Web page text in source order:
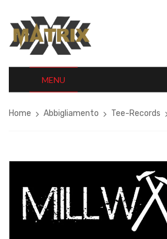
MENU
Home Abbigliamento Tee-Records